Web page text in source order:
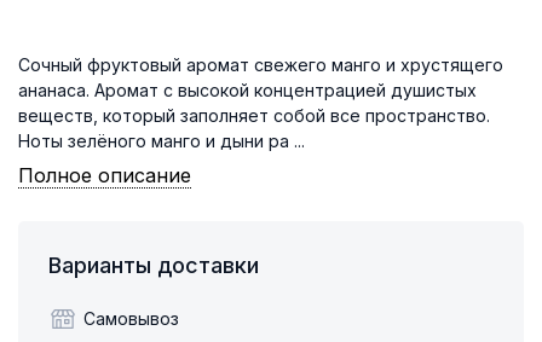
Сочный фруктовый аромат свежего манго и хрустящего
ананаса. Аромат с высокой концентрацией душистых
веществ, который заполняет собой все пространство.
Ноты зелёного манго и дыни ра ...
Полное описание
Варианты доставки
Самовывоз